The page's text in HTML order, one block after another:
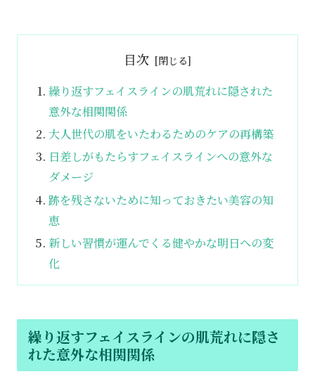
目次
繰り返すフェイスラインの肌荒れに隠された
意外な相関関係
大人世代の肌をいたわるためのケアの再構築
日差しがもたらすフェイスラインへの意外な
ダメージ
跡を残さないために知っておきたい美容の知
恵
新しい習慣が運んでくる健やかな明日への変
化
繰り返すフェイスラインの肌荒れに隠さ
れた意外な相関関係